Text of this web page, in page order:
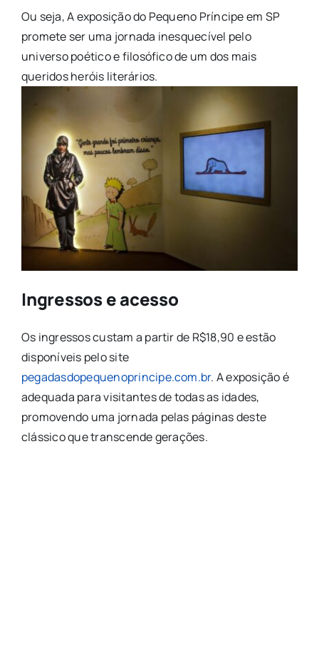
Ou seja, A exposição do Pequeno Príncipe em SP
promete ser uma jornada inesquecível pelo
universo poético e filosófico de um dos mais
queridos heróis literários.
Ingressos e acesso
Os ingressos custam a partir de R$18,90 e estão
disponíveis pelo site
pegadasdopequenoprincipe.com.br. A exposição é
adequada para visitantes de todas as idades,
promovendo uma jornada pelas páginas deste
clássico que transcende gerações.